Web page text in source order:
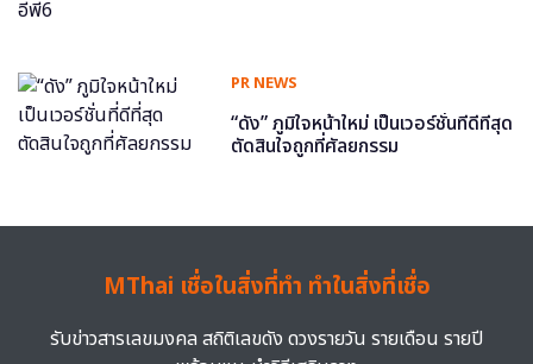
PR NEWS
“ดัง” ภูมิใจหน้าใหม่ เป็นเวอร์ชั่นที่ดีที่สุด
ตัดสินใจถูกที่ศัลยกรรม
MThai เชื่อในสิ่งที่ทำ ทำในสิ่งที่เชื่อ
รับข่าวสารเลขมงคล สถิติเลขดัง ดวงรายวัน รายเดือน รายปี